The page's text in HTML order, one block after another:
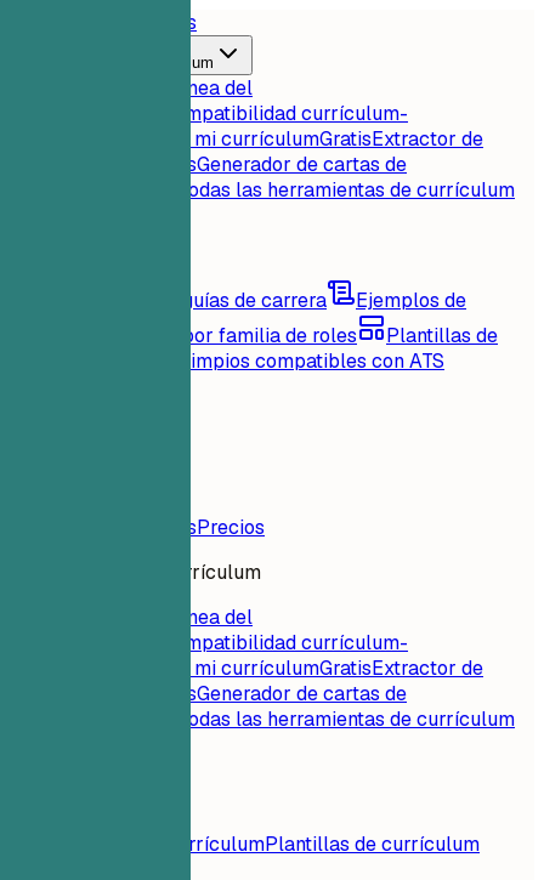
Características
Herramientas de currículum
Puntuación instantánea del
Compatibilidad currículum-
Critica mi currículumGratisExtractor de
GratisGenerador de cartas de
Todas las herramientas de currículum
Consejos y guías de carrera
Ejemplos de
Explora por familia de roles
Plantillas de
Diseños limpios compatibles con ATS
CaracterísticasPrecios
Herramientas de currículum
Puntuación instantánea del
Compatibilidad currículum-
Critica mi currículumGratisExtractor de
GratisGenerador de cartas de
Todas las herramientas de currículum
Ejemplos de currículumPlantillas de currículum